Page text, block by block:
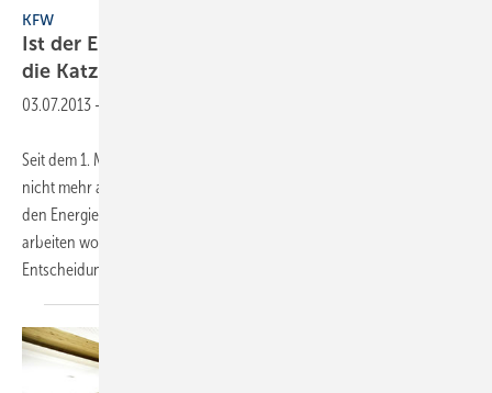
KFW
Ist der Energieberater des Handwerks jetzt für
die Katz?
03.07.2013 -
Seit dem 1. März dieses Jahres sind Energieberater des Handwerks
nicht mehr antragsberechtigt. Dabei haben viele Handwerksmeister
den Energieberater gemacht, weil sie mit der KFW Hand in Hand
arbeiten wollten. Wieder Mal eine einsame und folgenreiche
Entscheidung aus Berlin, wie auch